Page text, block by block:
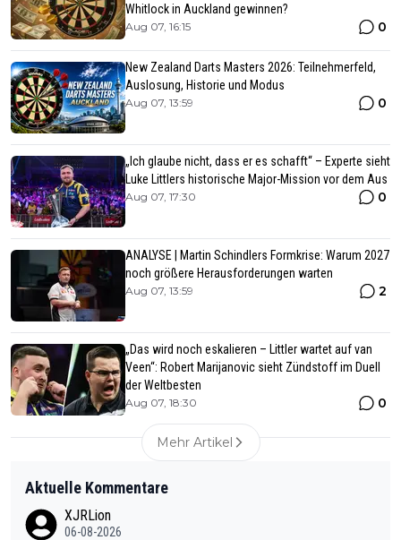
Whitlock in Auckland gewinnen?
Aug 07, 16:15 0
New Zealand Darts Masters 2026: Teilnehmerfeld,
Auslosung, Historie und Modus
Aug 07, 13:59 0
„Ich glaube nicht, dass er es schafft“ – Experte sieht
Luke Littlers historische Major-Mission vor dem Aus
Aug 07, 17:30 0
ANALYSE | Martin Schindlers Formkrise: Warum 2027
noch größere Herausforderungen warten
Aug 07, 13:59 2
„Das wird noch eskalieren – Littler wartet auf van
Veen“: Robert Marijanovic sieht Zündstoff im Duell
der Weltbesten
Aug 07, 18:30 0
Mehr Artikel
Aktuelle Kommentare
XJRLion
06-08-2026